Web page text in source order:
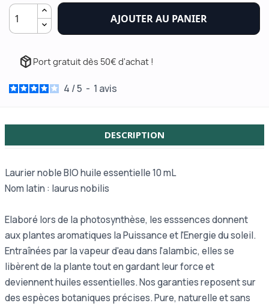
AJOUTER AU PANIER
package_2 Port gratuit dès 50€ d'achat !
4 /5 - 1 avis
DESCRIPTION
Laurier noble BIO huile essentielle 10 mL
Nom latin : laurus nobilis
Elaboré lors de la photosynthèse, les esssences donnent
aux plantes aromatiques la Puissance et l'Energie du soleil.
Entraînées par la vapeur d'eau dans l'alambic, elles se
libèrent de la plante tout en gardant leur force et
deviennent huiles essentielles. Nos garanties reposent sur
des espèces botaniques précises. Pure, naturelle et sans